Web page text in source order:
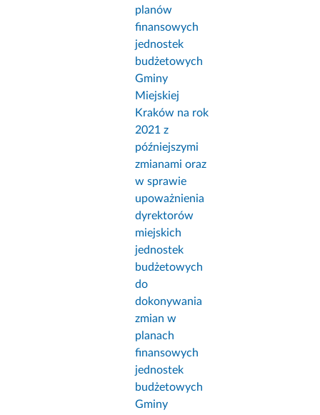
planów
finansowych
jednostek
budżetowych
Gminy
Miejskiej
Kraków na rok
2021 z
późniejszymi
zmianami oraz
w sprawie
upoważnienia
dyrektorów
miejskich
jednostek
budżetowych
do
dokonywania
zmian w
planach
finansowych
jednostek
budżetowych
Gminy